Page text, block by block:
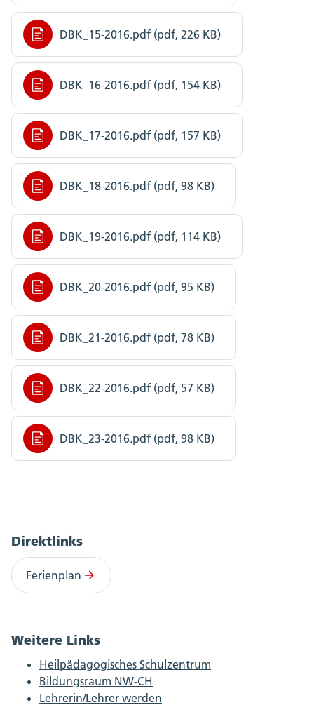
DBK_15-2016.pdf (pdf, 226 KB)
DBK_16-2016.pdf (pdf, 154 KB)
DBK_17-2016.pdf (pdf, 157 KB)
DBK_18-2016.pdf (pdf, 98 KB)
DBK_19-2016.pdf (pdf, 114 KB)
DBK_20-2016.pdf (pdf, 95 KB)
DBK_21-2016.pdf (pdf, 78 KB)
DBK_22-2016.pdf (pdf, 57 KB)
DBK_23-2016.pdf (pdf, 98 KB)
Direktlinks
Ferienplan
Weitere Links
Heilpädagogisches Schulzentrum
Bildungsraum NW-CH
Lehrerin/Lehrer werden